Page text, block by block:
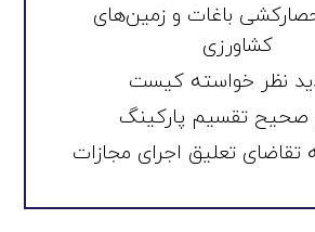
باغات و زمین‌های
کشاورزی
نظر خواسته کیست
تقسیم پارکینگ
تقاضای تعلیق اجرای مجازات